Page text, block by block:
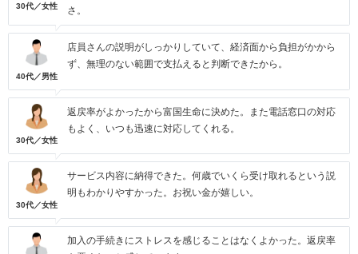
30代／女性
さ。
40代／男性
店員さんの説明がしっかりしていて、経済面から負担がかから
ず、無理のない範囲で支払えると判断できたから。
30代／女性
返戻率がよかったから富国生命に決めた。また電話窓口の対応
もよく、いつも迅速に対応してくれる。
30代／女性
サービス内容に納得できた。何歳でいくら受け取れるという説
明もわかりやすかった。お祝い金が嬉しい。
加入の手続きにストレスを感じることはなくよかった。返戻率